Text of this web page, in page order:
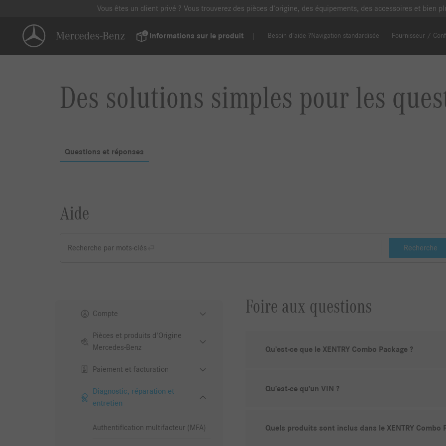
Vous êtes un client privé ? Vous trouverez des pièces d’origine, des équipements, des accessoires et bien
Informations sur le produit Besoin d'aide ? Navigation standardisée Fournisseur /
Des solutions simples pour les
Questions et réponses
Aide
Recherche par mots-clés Recherche
Compte
Pièces et produits d'Origine
Mercedes-Benz
Paiement et facturation
Diagnostic, réparation et
entretien
Authentification multifacteur (MFA)
Foire aux questions
Qu’est-ce que le XENTRY Combo Package ?
Qu’est-ce qu’un VIN ?
Quels produits sont inclus dans le XENTRY Combo